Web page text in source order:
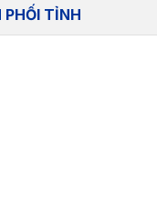
PHỐI TỈNH